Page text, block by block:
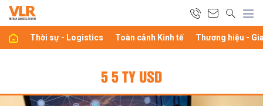
Thời sự - Logistics Toàn cảnh Kinh tế Thương hiệu -
5 5 TY USD